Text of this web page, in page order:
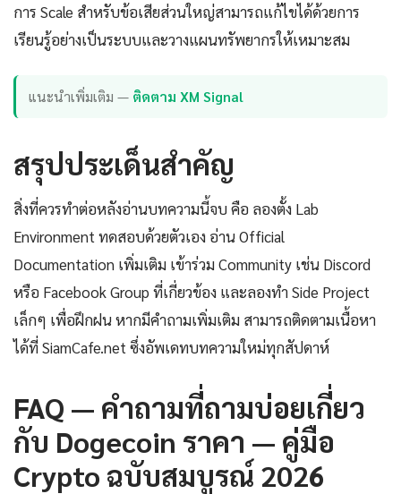
การ Scale สำหรับข้อเสียส่วนใหญ่สามารถแก้ไขได้ด้วยการ
เรียนรู้อย่างเป็นระบบและวางแผนทรัพยากรให้เหมาะสม
แนะนำเพิ่มเติม — ติดตาม XM Signal
สรุปประเด็นสำคัญ
สิ่งที่ควรทำต่อหลังอ่านบทความนี้จบ คือ ลองตั้ง Lab
Environment ทดสอบด้วยตัวเอง อ่าน Official
Documentation เพิ่มเติม เข้าร่วม Community เช่น Discord
หรือ Facebook Group ที่เกี่ยวข้อง และลองทำ Side Project
เล็กๆ เพื่อฝึกฝน หากมีคำถามเพิ่มเติม สามารถติดตามเนื้อหา
ได้ที่ SiamCafe.net ซึ่งอัพเดทบทความใหม่ทุกสัปดาห์
FAQ — คำถามที่ถามบ่อยเกี่ยว
กับ Dogecoin ราคา — คู่มือ
Crypto ฉบับสมบูรณ์ 2026